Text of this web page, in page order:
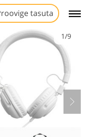
tasuta
1/9